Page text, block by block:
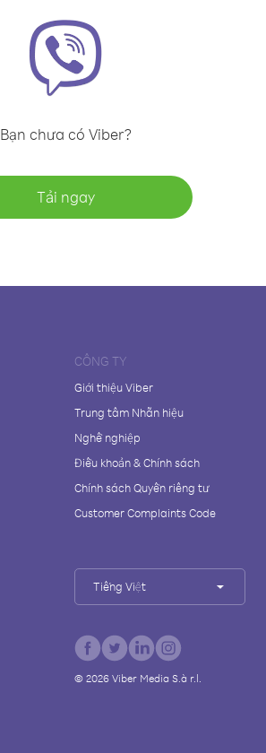
Bạn chưa có Viber?
Tải ngay
CÔNG TY
Giới thiệu Viber
Trung tâm Nhãn hiệu
Nghề nghiệp
Điều khoản & Chính sách
Chính sách Quyền riêng tư
Customer Complaints Code
Tiếng Việt
© 2026Viber Media S.à r.l.